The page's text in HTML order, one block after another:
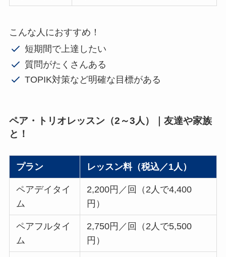
こんな人におすすめ！
短期間で上達したい
質問がたくさんある
TOPIK対策など明確な目標がある
ペア・トリオレッスン（2～3人）｜友達や家族
と！
プラン レッスン料（税込／1人）
ペアデイタイ
ム
2,200円／回（2人で4,400
円）
ペアフルタイ
ム
2,750円／回（2人で5,500
円）